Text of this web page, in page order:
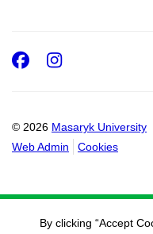
© 2026 Masaryk University
Web Admin
Cookies
Facebook
By clicking “Accept